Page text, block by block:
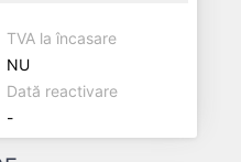
TVA la încasare
NU
Dată reactivare
-